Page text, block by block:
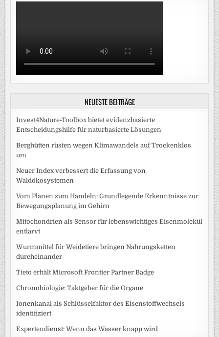
NEUESTE BEITRÄGE
Invest4Nature-Toolbox bietet evidenzbasierte
Entscheidungshilfe für naturbasierte Lösungen
Berghütten rüsten wegen Klimawandels auf Trockenklos
um
Neuer Index verbessert die Erfassung von
Waldökosystemen
Vom Planen zum Handeln: Grundlegende Erkenntnisse zur
Bewegungsplanung im Gehirn
Mitochondrien als Sensor für lebenswichtiges Eisenmolekül
entlarvt
Wurmmittel für Weidetiere bringen Nahrungsketten
durcheinander
Tieto erhält Microsoft Frontier Partner Badge
Chronobiologie: Taktgeber für die Organe
Ionenkanal als Schlüsselfaktor des Eisenstoffwechsels
identifiziert
Expertendienst: Wenn das Wasser knapp wird